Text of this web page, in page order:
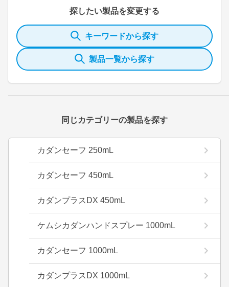
探したい製品を変更する
キーワードから探す
製品一覧から探す
同じカテゴリーの製品を探す
カダンセーフ 250mL
カダンセーフ 450mL
カダンプラスDX 450mL
ケムシカダンハンドスプレー 1000mL
カダンセーフ 1000mL
カダンプラスDX 1000mL